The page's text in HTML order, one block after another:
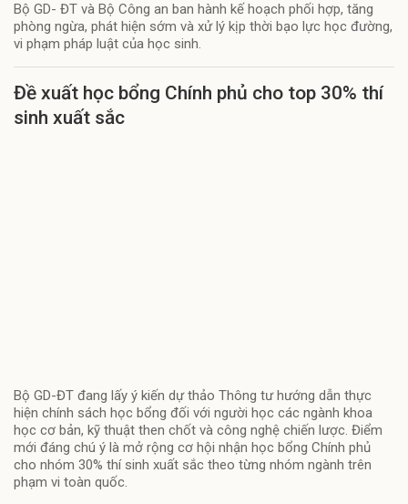
Bộ GD- ĐT và Bộ Công an ban hành kế hoạch phối hợp, tăng
phòng ngừa, phát hiện sớm và xử lý kịp thời bạo lực học đường,
vi phạm pháp luật của học sinh.
Đề xuất học bổng Chính phủ cho top 30% thí
sinh xuất sắc
Bộ GD-ĐT đang lấy ý kiến dự thảo Thông tư hướng dẫn thực
hiện chính sách học bổng đối với người học các ngành khoa
học cơ bản, kỹ thuật then chốt và công nghệ chiến lược. Điểm
mới đáng chú ý là mở rộng cơ hội nhận học bổng Chính phủ
cho nhóm 30% thí sinh xuất sắc theo từng nhóm ngành trên
phạm vi toàn quốc.